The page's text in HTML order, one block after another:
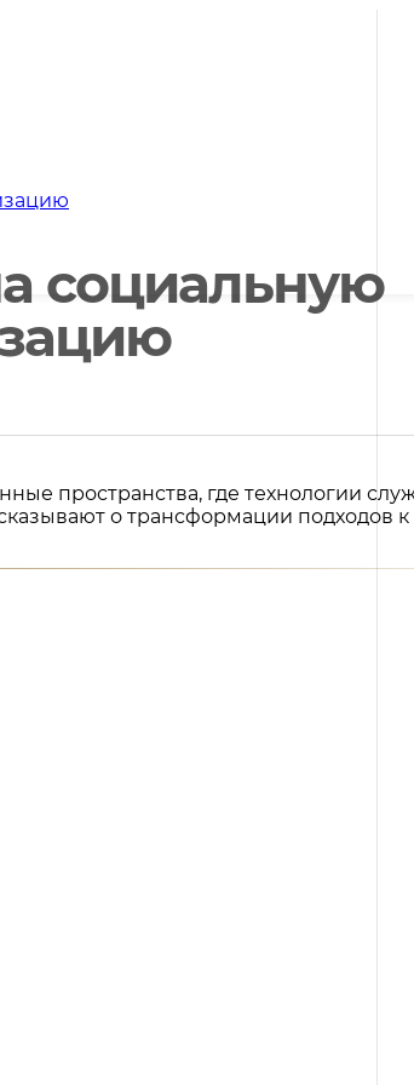
социальную
пространства, где технологии
о трансформации подходов к